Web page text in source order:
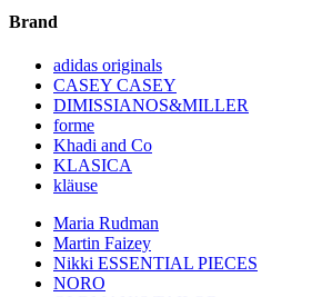
Brand
adidas originals
CASEY CASEY
DIMISSIANOS&MILLER
forme
Khadi and Co
KLASICA
kläuse
Maria Rudman
Martin Faizey
Nikki ESSENTIAL PIECES
NORO